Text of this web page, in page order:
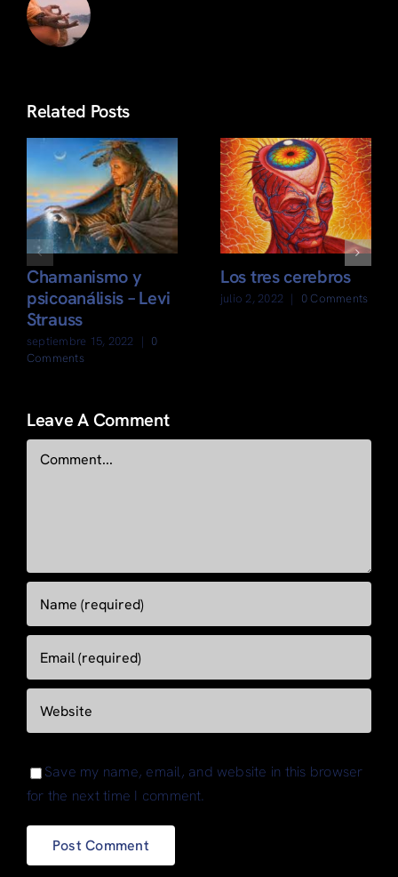
Related Posts
Chamanismo y
psicoanálisis – Levi
Strauss
septiembre 15, 2022 | 0
Comments
Los tres cerebros
julio 2, 2022 | 0 Comments
Leave A Comment
Comment
Save my name, email, and website in this browser
for the next time I comment.